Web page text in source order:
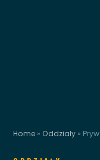
Home » Oddziały »